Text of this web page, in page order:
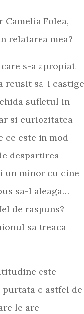
Folea,
relatarea mea?
s-a apropiat
reusit sa-i castige
sufletul in
si curiozitatea
ce este in mod
despartirea
un minor cu cine
sa-l aleaga…
de raspuns?
sa treaca
este
o astfel de
le are